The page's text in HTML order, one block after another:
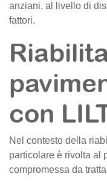
anziani, al livello di
fattori.
con
Nel contesto della
particolare è rivolta al
compromessa da